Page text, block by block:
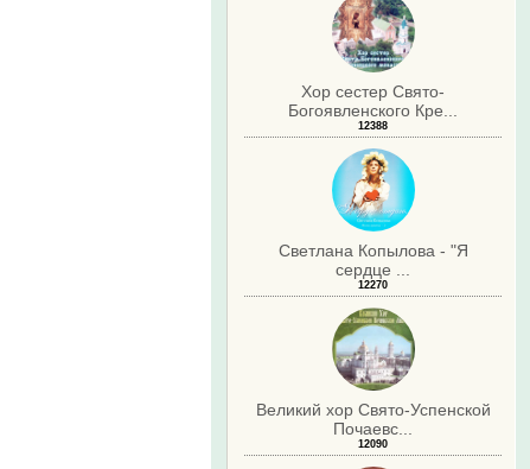
Хор сестер Свято-
Богоявленского Кре...
12388
Светлана Копылова - "Я
сердце ...
12270
Великий хор Свято-Успенской
Почаевс...
12090